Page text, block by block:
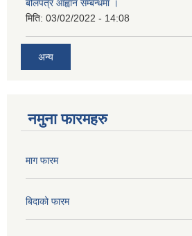
बोलपत्र आह्वान सम्बन्धमा ।
मिति: 03/02/2022 - 14:08
अन्य
नमुना फारमहरु
माग फारम
बिदाको फारम